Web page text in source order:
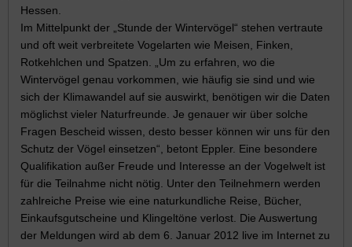
Hessen.
Im Mittelpunkt der „Stunde der Wintervögel“ stehen vertraute
und oft weit verbreitete Vogelarten wie Meisen, Finken,
Rotkehlchen und Spatzen. „Um zu erfahren, wo die
Wintervögel genau vorkommen, wie häufig sie sind und wie
sich der Klimawandel auf sie auswirkt, benötigen wir die Daten
möglichst vieler Naturfreunde. Je genauer wir über solche
Fragen Bescheid wissen, desto besser können wir uns für den
Schutz der Vögel einsetzen“, betont Eppler. Eine besondere
Qualifikation außer Freude und Interesse an der Vogelwelt ist
für die Teilnahme nicht nötig. Unter den Teilnehmern werden
zahlreiche Preise wie eine naturkundliche Reise, Bücher,
Einkaufsgutscheine und Klingeltöne verlost. Die Auswertung
der Meldungen wird ab dem 6. Januar 2012 live im Internet zu